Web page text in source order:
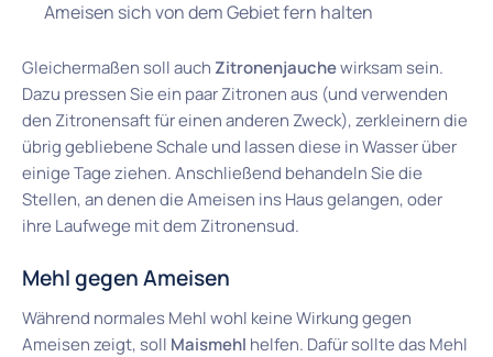
Ameisen sich von dem Gebiet fern halten
Gleichermaßen soll auch Zitronenjauchewirksam sein.
Dazu pressen Sie ein paar Zitronen aus (und verwenden
den Zitronensaft für einen anderen Zweck), zerkleinern die
übrig gebliebene Schale und lassen diese in Wasser über
einige Tage ziehen. Anschließend behandeln Sie die
Stellen, an denen die Ameisen ins Haus gelangen, oder
ihre Laufwege mit dem Zitronensud.
Mehl gegen Ameisen
Während normales Mehl wohl keine Wirkung gegen
Ameisen zeigt, soll Maismehl helfen. Dafür sollte das Mehl